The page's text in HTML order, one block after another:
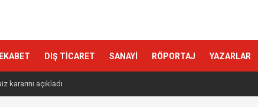
DIŞ TİCARET SANAYİ RÖPORTAJ YAZARLAR
kararını açıkladı